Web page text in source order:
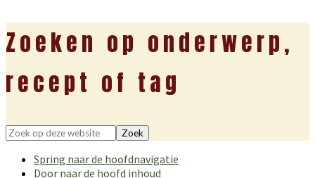
Zoeken op onderwerp,
recept of tag
Zoek
deze
website
Spring naar de hoofdnavigatie
Door naar de hoofd inhoud